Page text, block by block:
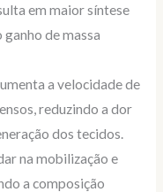
em maior síntese
de massa
a velocidade de
reduzindo a dor
dos tecidos.
na mobilização e
a composição